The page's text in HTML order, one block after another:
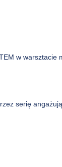
w warsztacie
serię